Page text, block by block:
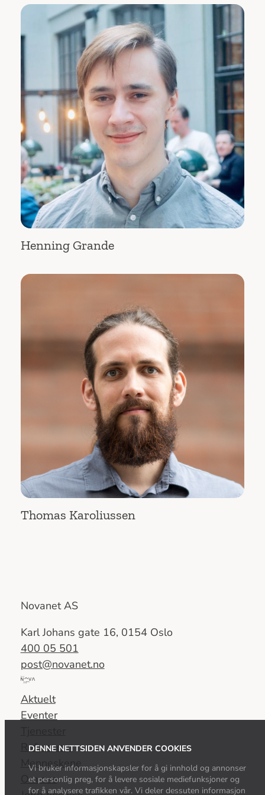
DENNE NETTSIDEN ANVENDER COOKIES
Vi bruker informasjonskapsler for å gi innhold og annonser
et personlig preg, for å levere sosiale mediefunksjoner og
for å analysere trafikken vår. Vi deler dessuten informasjon
Henning Grande
Thomas Karoliussen
Novanet AS
Karl Johans gate 16, 0154 Oslo
400 05 501
post@novanet.no
Del
av
Nova
Group
Aktuelt
Eventer
Referanser
Menneskene
Om oss